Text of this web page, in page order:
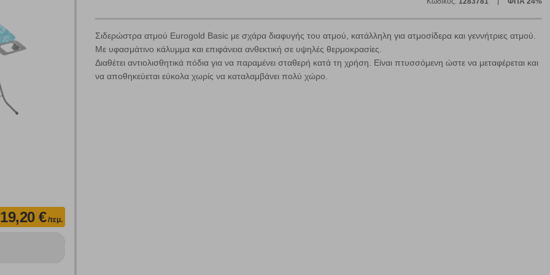
19,20 €/τεμ.
Σιδερώστρα ατμού Eurogold Basic με σχάρα διαφυγής του ατμού, κατάλληλη για ατμοσίδερα και γεννήτριες ατμού.
Με υφασμάτινο κάλυμμα και επιφάνεια ανθεκτική σε υψηλές θερμοκρασίες.
Διαθέτει αντιολισθητικά πόδια για να παραμένει σταθερή κατά τη χρήση. Είναι πτυσσόμενη ώστε να μεταφέρεται και
να αποθηκεύεται εύκολα χωρίς να καταλαμβάνει πολύ χώρο.
αυτόματα δεδομένα σύνδεσης και πληροφορίες σχετικές με την περιήγησή σας, οι οποίες είναι μη εξατομικευμένες και σπάνια
την ταυτότητά σας. Τα cookies είναι μικρά αρχεία κειμένου τα οποία, μέσω του προγράμματος περιήγησης εγκαθίστανται στον
στην ιστοσελίδα και βελτιώνοντας την εμπειρία περιήγησης ή, εφ΄ όσον το επιλέξετε, απομνημονεύοντας τις προτιμήσεις
λειτουργία του ιστότοπου είναι η μόνη ενεργοποιημένη. Έχετε τη δυνατότητα να επιλέξετε τις λοιπές κατηγορίες κάνοντας κλικ στο
θα πρέπει να γνωρίζετε ότι αποκλεισμός ορισμένων κατηγοριών αρχείων cookies, μπορεί να επηρεάσει την εμπειρία της περιήγησής
λειτουργιών και εξατομίκευσης, όπως π.χ. ζωντανή συνομιλία. Μπορούν να ορισθούν από εμάς ή /και από τρίτους παρόχους, των
αποδοχή αυτής της κατηγορίας cookies, ορισμένες ή όλες από αυτές τις λειτουργίες ενδέχεται να μην λειτουργούν σωστά.